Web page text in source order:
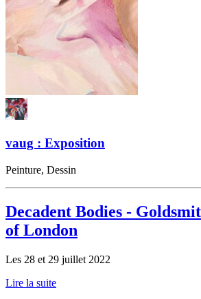
vaug : Exposition
Peinture, Dessin
Decadent Bodies -
of London
Les 28 et 29 juillet 2022
Lire la suite